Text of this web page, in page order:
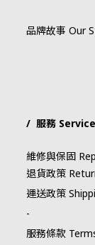
品牌故事 Our
/ 服務 Service
維修與保固
退貨政策
運送政策
-
服務條款